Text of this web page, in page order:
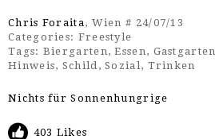
Chris Foraita , Wien # 24/07/13
Categories: Freestyle
Tags: Biergarten ,Essen , Gastgarten
Hinweis, Schild ,Sozial , Trinken
Nichts für Sonnenhungrige
403 Likes